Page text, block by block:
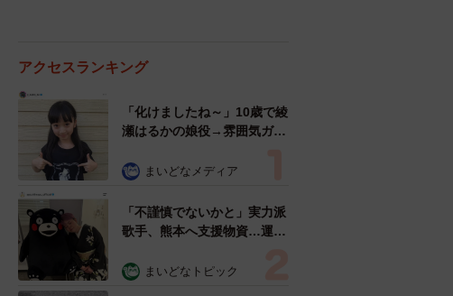
アクセスランキング
「化けましたね～」10歳で綾
瀬はるかの娘役→雰囲気ガラ
雰囲気が」「宝塚に入れそ
まいどなメディア
「不謹慎でないかと」実力派
歌手、熊本へ支援物資…運搬
めらい 「痛いほど伝わる」
まいどなトピック